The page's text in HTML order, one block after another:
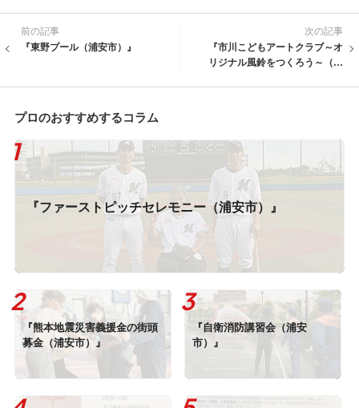
前の記事
『東野プール（浦安市）』
次の記事
『市川こどもアートクラブ～オ
リジナル風鈴をつくろう～（市
プロのおすすめするコラム
『ファーストピッチセレモニー（浦安市）』
『熊本地震災害義援金の街頭
募金（浦安市）』
『自衛消防講習会（浦安
市）』